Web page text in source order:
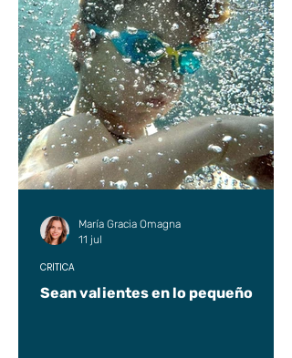
Sean valientes en lo pequeño
CRÍTICA
María Gracia Omagna
11 jul